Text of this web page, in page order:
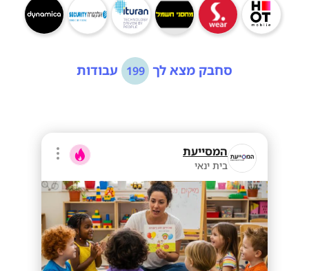
סחבק מצא לך 199 עבודות
המסייעת
בית ינאי